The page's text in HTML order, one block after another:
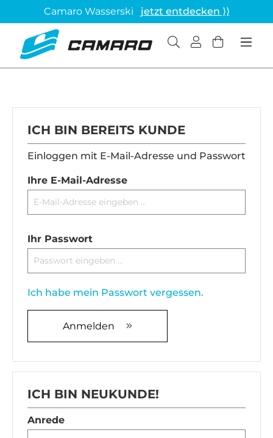
Camaro Wasserski jetzt entdecken ⟩⟩
ICH BIN BEREITS KUNDE
Einloggen mit E-Mail-Adresse und Passwort
Ihre E-Mail-Adresse
Ihr Passwort
Ich habe mein Passwort vergessen.
Anmelden
ICH BIN NEUKUNDE!
Persönliche Informationen
Anrede